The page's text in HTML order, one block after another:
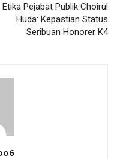
Etika Pejabat Publik Choirul
Huda: Kepastian Status
Seribuan Honorer K4